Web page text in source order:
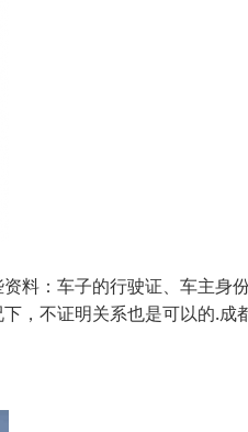
料：车子的行驶证、车主身
，不证明关系也是可以的.